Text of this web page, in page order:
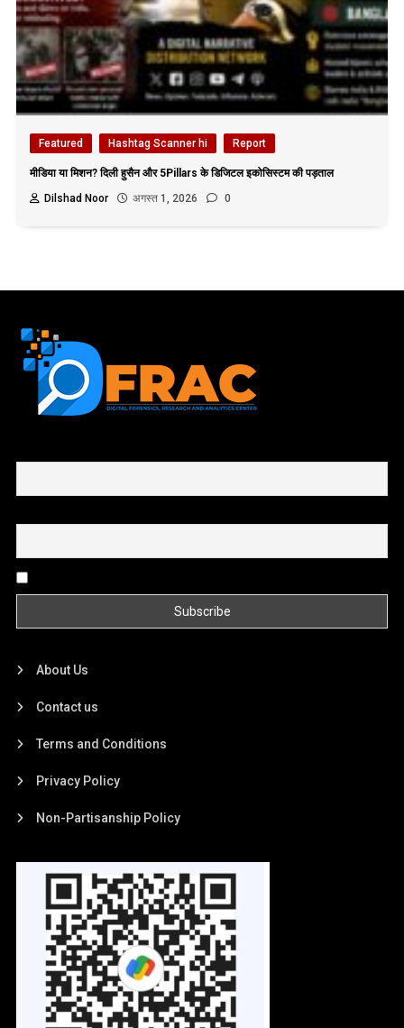
Featured Hashtag Scanner hi Report
मीडिया या मिशन? दिली हुसैन और 5Pillars के डिजिटल इकोसिस्टम की पड़ताल
Dilshad Noor
अगस्त 1, 2026 0
About Us
Contact us
Terms and Conditions
Privacy Policy
Non-Partisanship Policy